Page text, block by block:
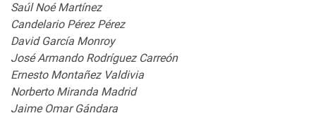
Saúl Noé Martínez
Candelario Pérez Pérez
David García Monroy
José Armando Rodríguez Carreón
Ernesto Montañez Valdivia
Norberto Miranda Madrid
Jaime Omar Gándara